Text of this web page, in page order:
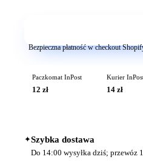
Bezpieczna płatność w checkout
Paczkomat InPost
12 zł
Kurier
14 zł
✦Szybka dostawa
Do 14:00 wysyłka dziś; przewóz